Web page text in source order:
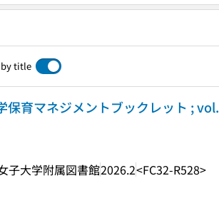
title
保育マネジメントブックレット ; vol.
子大学附属図書館2026.2<FC32-R528>